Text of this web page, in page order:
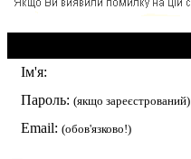
Ім'я:
Пароль: (якщо зареєстрований)
Email: (обов'язково!)